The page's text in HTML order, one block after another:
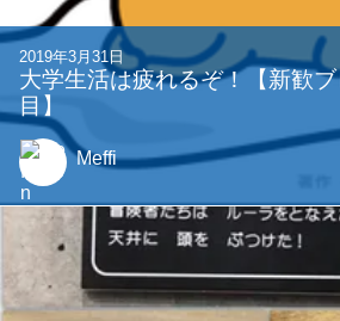
2019年3月31日
大学生活は疲れるぞ！【新歓
目】
Meffi